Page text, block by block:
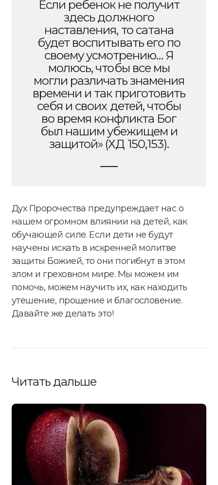
Если ребенок не получит
здесь должного
наставления, то сатана
будет воспитывать его по
своему усмотрению… Я
молюсь, чтобы все мы
могли различать знамения
времени и так приготовить
себя и своих детей, чтобы
во время конфликта Бог
был нашим убежищем и
защитой» (ХД 150,153).
Дух Пророчества предупреждает нас о
нашем огромном влиянии на детей, как
обучающей силе. Если дети не будут
научены искать в искренней молитве
защиты Божией, то они погибнут в этом
злом и греховном мире. Мы можем им
помочь, можем научить их, как находить
утешение, прощение и благословение.
Давайте же делать это!
Читать дальше